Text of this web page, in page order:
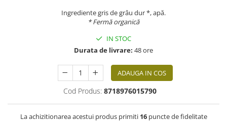
Ingrediente gris de grâu dur *, apă.
* Fermă organică
IN STOC
Durata de livrare: 48 ore
ADAUGA IN COS
Cod Produs: 8718976015790
La achizitionarea acestui produs primiti 16puncte de fidelitate